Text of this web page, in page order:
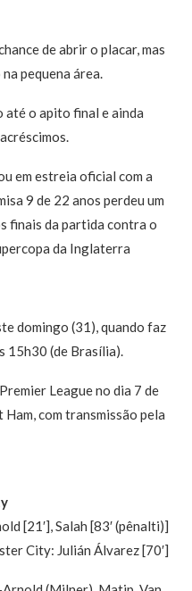
de abrir o placar, mas
pequena área.
até o apito final e ainda
em estreia oficial com a
9 de 22 anos perdeu um
finais da partida contra o
da Inglaterra
domingo (31), quando faz
15h30 (de Brasília).
League no dia 7 de
com transmissão pela
[21′], Salah [83′ (pênalti)]
City: Julián Álvarez [70′]